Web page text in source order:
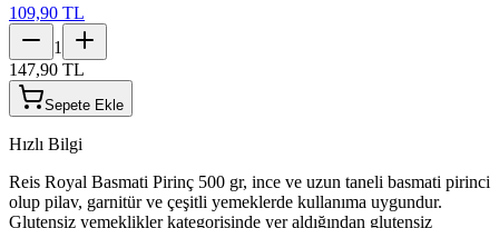
109,90 TL
1
147,90 TL
Sepete Ekle
Hızlı Bilgi
Reis Royal Basmati Pirinç 500 gr, ince ve uzun taneli basmati pirinci
olup pilav, garnitür ve çeşitli yemeklerde kullanıma uygundur.
Glutensiz yemeklikler kategorisinde yer aldığından glutensiz